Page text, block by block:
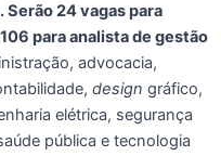
24 vagas para
para analista de gestão
advocacia,
design gráfico,
elétrica, segurança
pública e tecnologia